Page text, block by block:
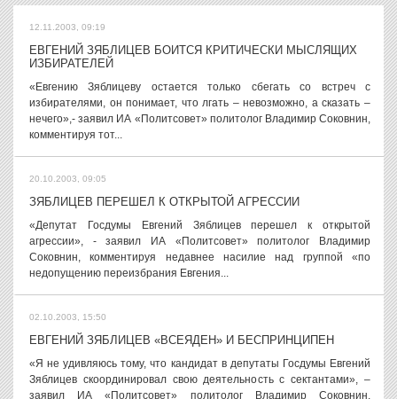
12.11.2003, 09:19
ЕВГЕНИЙ ЗЯБЛИЦЕВ БОИТСЯ КРИТИЧЕСКИ МЫСЛЯЩИХ
ИЗБИРАТЕЛЕЙ
«Евгению Зяблицеву остается только сбегать со встреч с
избирателями, он понимает, что лгать – невозможно, а сказать –
нечего»,- заявил ИА «Политсовет» политолог Владимир Соковнин,
комментируя тот...
20.10.2003, 09:05
ЗЯБЛИЦЕВ ПЕРЕШЕЛ К ОТКРЫТОЙ АГРЕССИИ
«Депутат Госдумы Евгений Зяблицев перешел к открытой
агрессии», - заявил ИА «Политсовет» политолог Владимир
Соковнин, комментируя недавнее насилие над группой «по
недопущению переизбрания Евгения...
02.10.2003, 15:50
ЕВГЕНИЙ ЗЯБЛИЦЕВ «ВСЕЯДЕН» И БЕСПРИНЦИПЕН
«Я не удивляюсь тому, что кандидат в депутаты Госдумы Евгений
Зяблицев скоординировал свою деятельность с сектантами», –
заявил ИА «Политсовет» политолог Владимир Соковнин,